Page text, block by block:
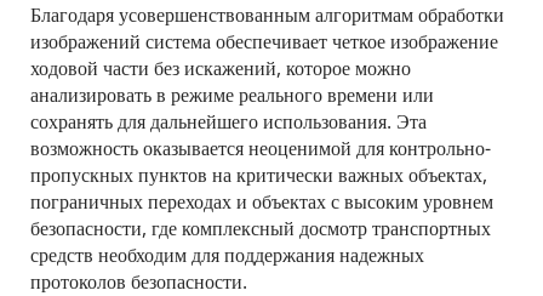
Благодаря усовершенствованным алгоритмам обработки
изображений система обеспечивает четкое изображение
ходовой части без искажений, которое можно
анализировать в режиме реального времени или
сохранять для дальнейшего использования. Эта
возможность оказывается неоценимой для контрольно-
пропускных пунктов на критически важных объектах,
пограничных переходах и объектах с высоким уровнем
безопасности, где комплексный досмотр транспортных
средств необходим для поддержания надежных
протоколов безопасности.